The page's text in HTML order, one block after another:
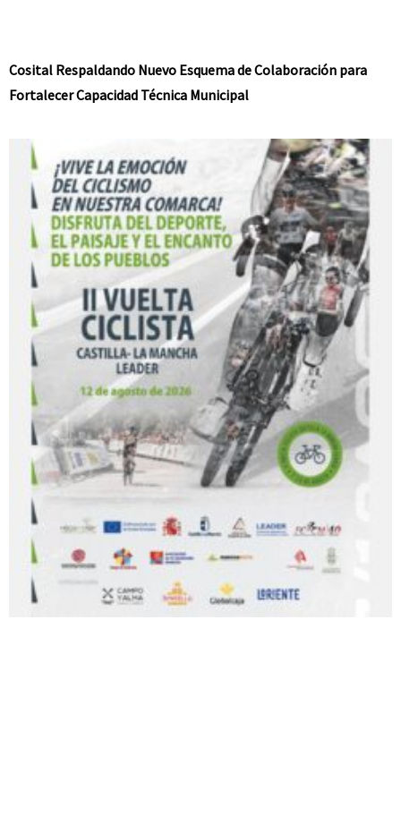
Cosital Respaldando Nuevo Esquema de Colaboración para
Fortalecer Capacidad Técnica Municipal